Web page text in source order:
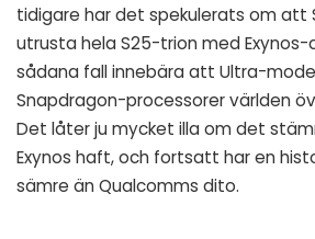
tidigare har det spekulerats om att
utrusta hela S25-trion med Exynos-
sådana fall innebära att Ultra-
Snapdragon-processorer världen
Det låter ju mycket illa om det
Exynos haft, och fortsatt har en
sämre än Qualcomms dito.